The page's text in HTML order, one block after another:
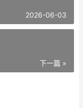
2026-06-03
下一篇 »